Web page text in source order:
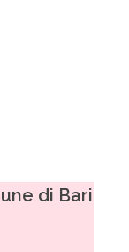
di Bari